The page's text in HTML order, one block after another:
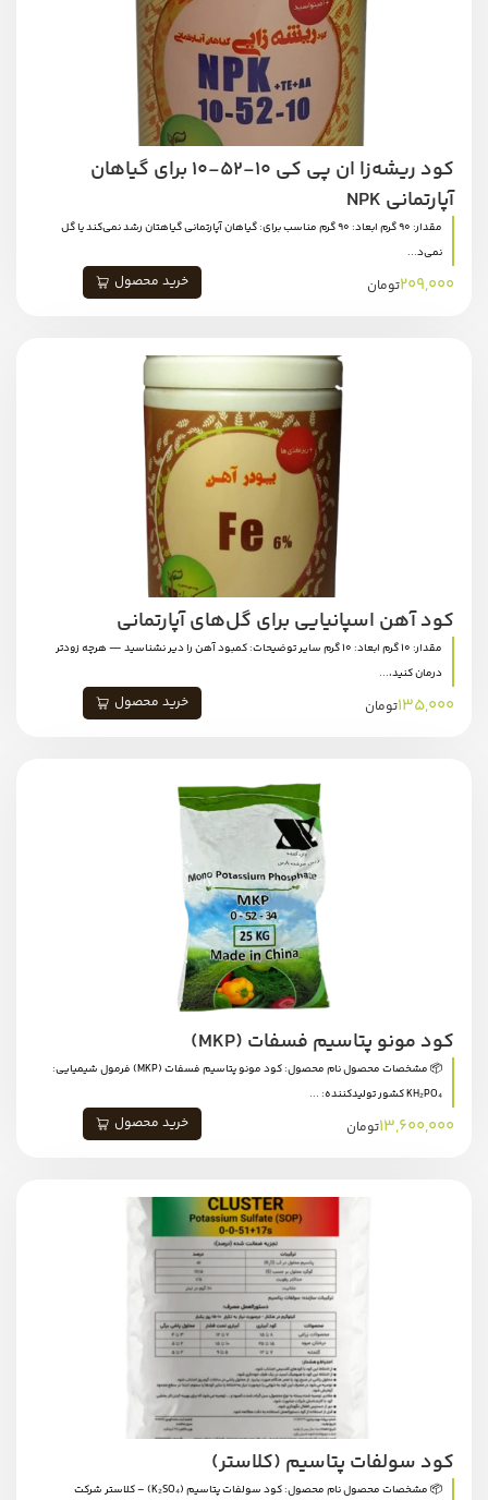
کود ریشه‌زا ان پی کی 10-52-10 برای گیاهان
آپارتمانی NPK
مقدار: 90 گرم ابعاد: 90 گرم مناسب برای: گیاهان آپارتمانی گیاهتان رشد نمی‌کند یا گل
نمی‌د...
209,000تومان خرید محصول
کود آهن اسپانیایی برای گل‌های آپارتمانی
مقدار: 10 گرم ابعاد: 10 گرم سایر توضیحات: کمبود آهن را دیر نشناسید — هرچه زودتر
درمان کنید،...
135,000تومان خرید محصول
کود مونو پتاسیم فسفات (MKP)
📦 مشخصات محصول نام محصول: کود مونو پتاسیم فسفات (MKP) فرمول شیمیایی:
KH₂PO₄ کشور تولیدکننده: ...
13,600,000تومان خرید محصول
کود سولفات پتاسیم (کلاستر)
📦 مشخصات محصول نام محصول: کود سولفات پتاسیم (K₂SO₄) – کلاستر شرکت